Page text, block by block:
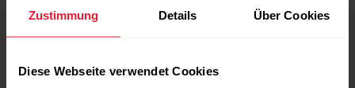
Zustimmung Details Über Cookies
Diese Webseite verwendet Cookies
wissenschaftliche
Grundlage